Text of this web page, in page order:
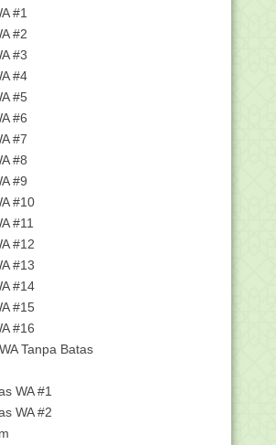
Nilai Ujian...
Isbat Awal Syawal 1440H
3 Juni, Ber...
IAIN Kudus Raih
pada Liputan...
KH. HAMDAN KHALID
Kemenristekdikti
Pakta Integr...
Serahkan 1.159 SK CPNS
Penempatan di...
Kemenag Serahkan SK CPNS
Juara MTQ Internasional
Melintas di atas Kabah pada
28 Mei...
Dana Zakat Tidak Masuk
Sistem Keuan...
Umumkan Hasil Seleksi Akhir
Tahap II
Penyerahan SK CPNS
Terus Berjalan
#1
#2
#3
#4
#5
#6
#7
#8
#9
#10
#11
#12
#13
#14
#15
#16
Tanpa Batas
WA #1
WA #2